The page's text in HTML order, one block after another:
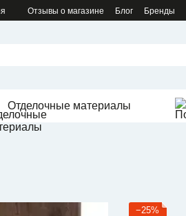
Отзывы о магазине Блог Бренды
Отделочные материалы
−25%